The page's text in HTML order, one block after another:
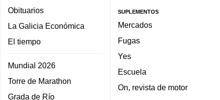
Obituarios
La Galicia Económica
El tiempo
Mundial 2026
Torre de Marathon
Grada de Río
SUPLEMENTOS
Mercados
Fugas
Yes
Escuela
On, revista de motor